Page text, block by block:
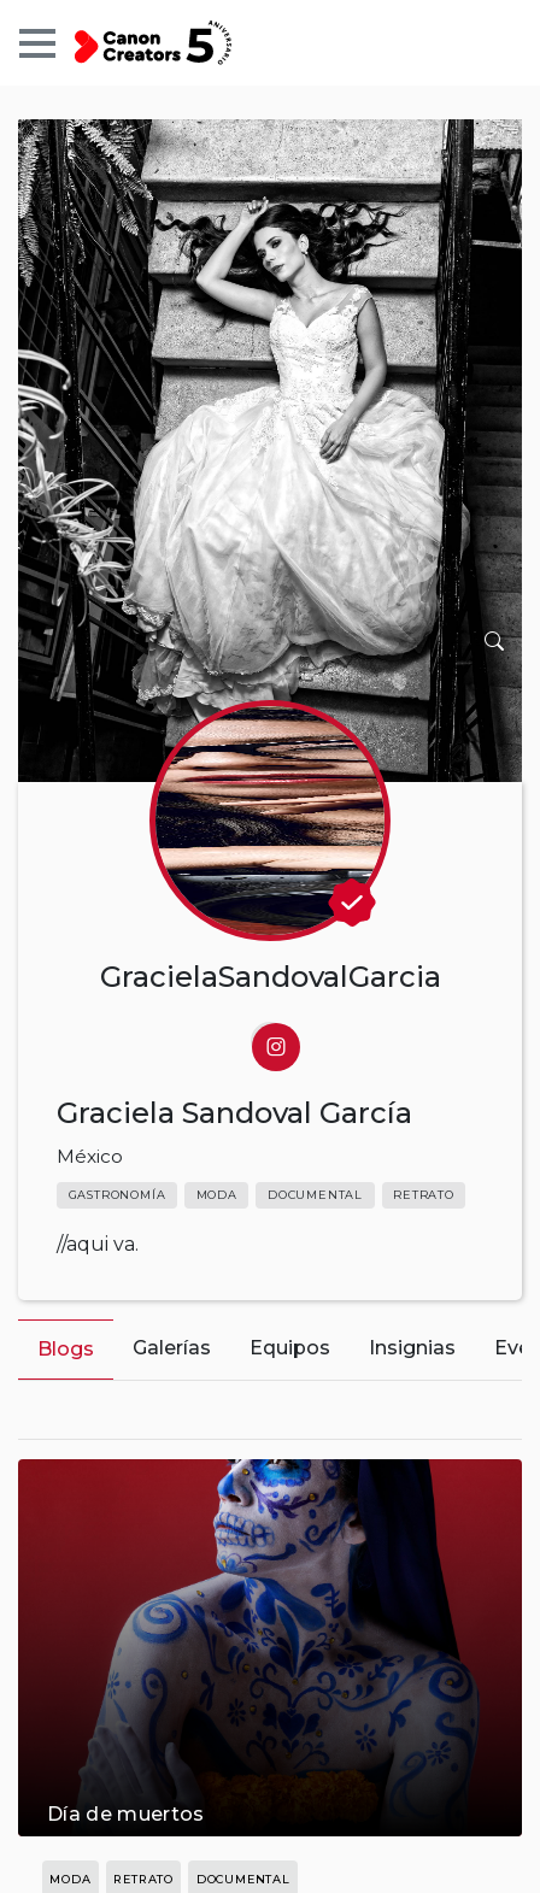
Usuario
GracielaSandovalGarcia
Graciela Sandoval García
México
GASTRONOMÍA MODA DOCUMENTAL RETRATO
//aqui va.
Blogs Galerías Equipos Insignias
Día de muertos
MODA RETRATO DOCUMENTAL